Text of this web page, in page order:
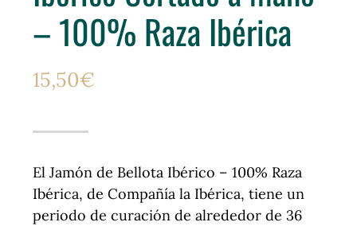
– 100% Raza Ibérica
15,50€
El Jamón de Bellota Ibérico – 100% Raza
Ibérica, de Compañía la Ibérica, tiene un
periodo de curación de alrededor de 36